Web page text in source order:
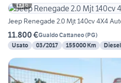
6
Jeep Renegade 2.0 Mjt 140cv 4X4
11.800 €Gualdo Cattaneo(PG)
Usato
03/2017 155000 Km Diesel